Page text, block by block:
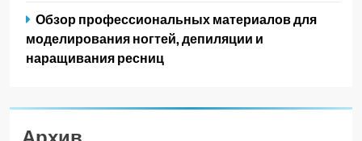
Обзор профессиональных материалов для
моделирования ногтей, депиляции и
наращивания ресниц
Архив